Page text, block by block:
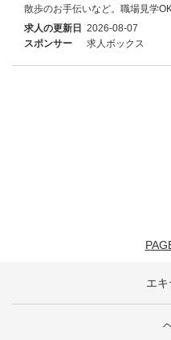
散歩のお手伝いなど。職場見学
求人の更新日 2026-08-07
スポンサー
求人ボックス
エ